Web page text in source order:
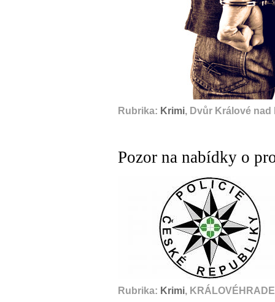
Rubrika: Krimi, Dvůr Králové nad
Pozor na nabídky o
Rubrika: Krimi,